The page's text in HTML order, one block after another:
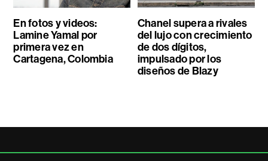
En fotos y videos:
Lamine Yamal por
primera vez en
Cartagena, Colombia
Chanel supera a rivales
del lujo con crecimiento
de dos dígitos,
impulsado por los
diseños de Blazy